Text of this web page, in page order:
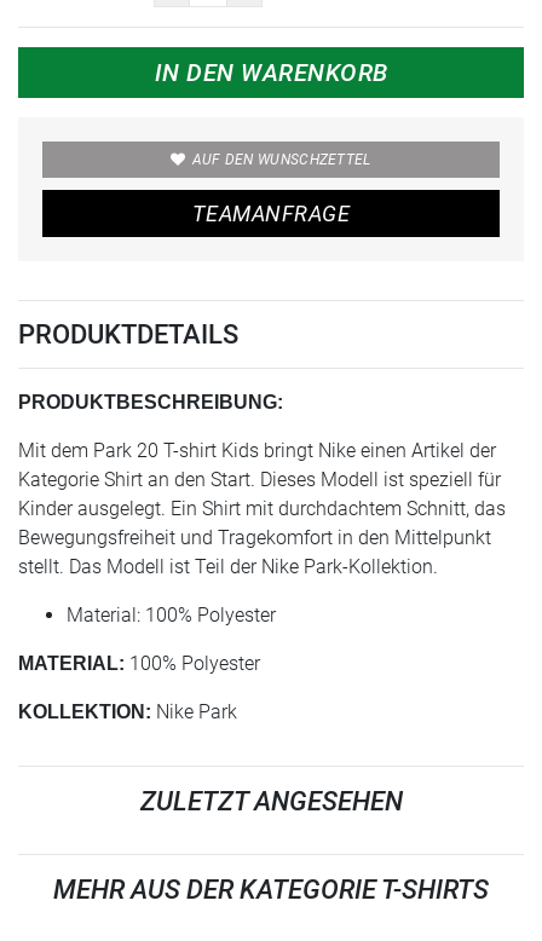
IN DEN WARENKORB
AUF DEN WUNSCHZETTEL
TEAMANFRAGE
PRODUKTDETAILS
PRODUKTBESCHREIBUNG:
Mit dem Park 20 T-shirt Kids bringt Nike einen Artikel der
Kategorie Shirt an den Start. Dieses Modell ist speziell für
Kinder ausgelegt. Ein Shirt mit durchdachtem Schnitt, das
Bewegungsfreiheit und Tragekomfort in den Mittelpunkt
stellt. Das Modell ist Teil der Nike Park-Kollektion.
Material: 100% Polyester
MATERIAL: 100% Polyester
KOLLEKTION: Nike Park
ZULETZT ANGESEHEN
MEHR AUS DER KATEGORIE T-SHIRTS